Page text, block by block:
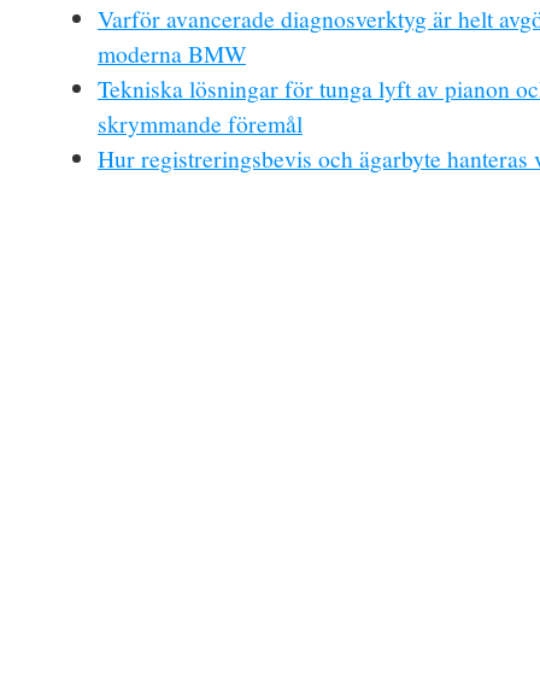
Varför avancerade diagnosverktyg är helt
moderna BMW
Tekniska lösningar för tunga lyft av pianon
skrymmande föremål
Hur registreringsbevis och ägarbyte